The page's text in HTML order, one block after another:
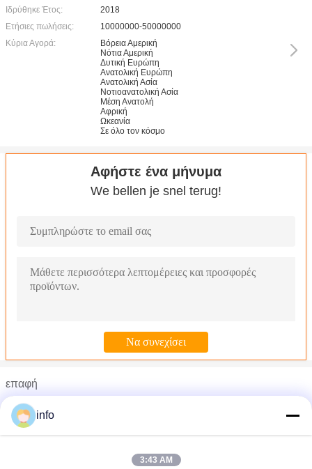
Ιδρύθηκε Έτος:
2018
Ετήσιες πωλήσεις:
10000000-50000000
Κύρια Αγορά:
Βόρεια Αμερική
Νότια Αμερική
Δυτική Ευρώπη
Ανατολική Ευρώπη
Ανατολική Ασία
Νοτιοανατολική Ασία
Μέση Ανατολή
Αφρική
Ωκεανία
Σε όλο τον κόσμο
Αφήστε ένα μήνυμα
We bellen je snel terug!
επαφή
Mr. Stan Zhang
info
3:43 AM